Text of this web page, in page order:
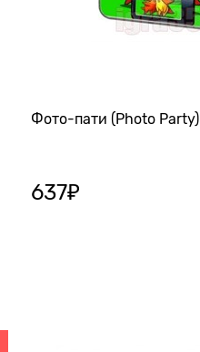
Фото-пати (Photo Party)
637₽